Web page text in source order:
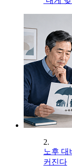
2.
노후 대
커진다